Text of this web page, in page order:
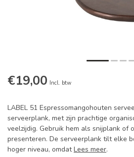
€19,00 Incl. btw
LABEL 51 Espressomangohouten
serveerplank, met zijn prachtige
veelzijdig. Gebruik hem als snijplank of
presenteren. De serveerplank tilt elke
hoger niveau, omdatLees meer.